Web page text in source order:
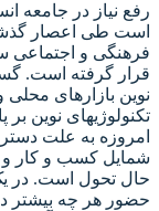
رفع نیاز در جامعه
است طی اعصار
فرهنگی و اجتماعی
قرار گرفته است.
نوین بازارهای
تکنولوژیهای نوین بر
امروزه به علت
شمایل کسب و کار و
حال تحول است. در
حضور هر چه بیشتر